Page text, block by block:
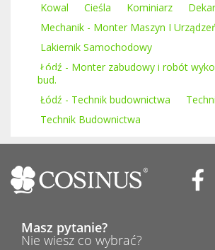
Kowal
Cieśla Kominiarz
Mechanik - Monter Maszyn I
Lakiernik Samochodowy
Łódź - Monter zabudowy i robót
bud.
Łódź - Technik budownictwa
Technik Budownictwa
Masz pytanie?
Nie wiesz co wybrać?